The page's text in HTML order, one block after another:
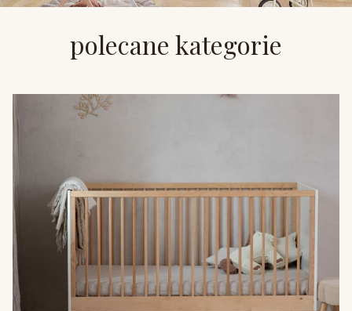
polecane kategorie